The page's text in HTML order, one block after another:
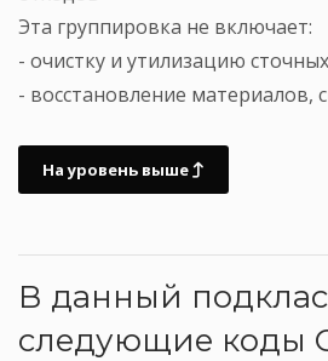
Эта группировка не включает:
- очистку и утилизацию
- восстановление материалов,
На уровень выше
В данный
следующие коды